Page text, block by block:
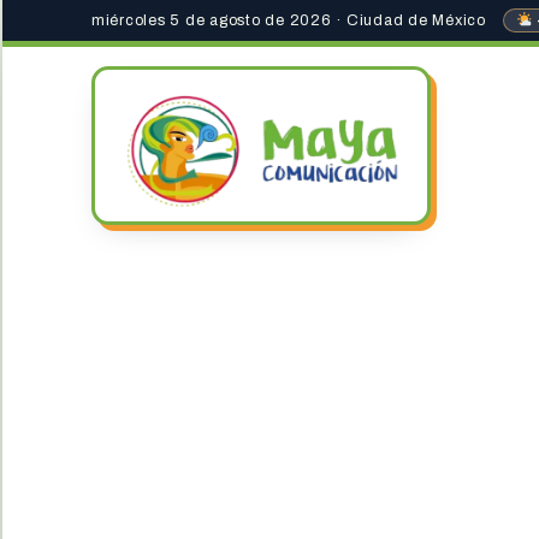
miércoles 5 de agosto de 2026 · Ciudad de México